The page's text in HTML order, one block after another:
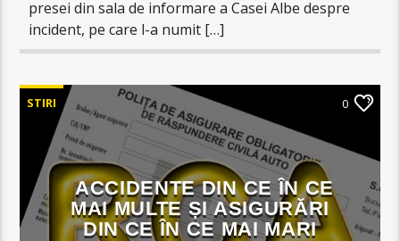
presei din sala de informare a Casei Albe despre
incident, pe care l-a numit […]
STIRI 0
ACCIDENTE DIN CE ÎN CE
MAI MULTE ȘI ASIGURĂRI
DIN CE ÎN CE MAI MARI